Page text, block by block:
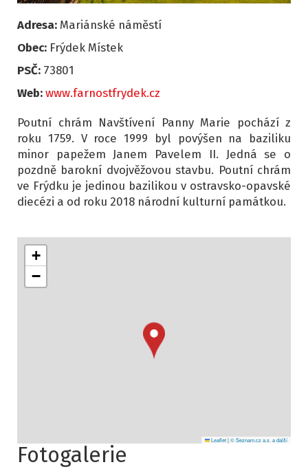
Adresa: Mariánské náměstí
Obec: Frýdek Místek
PSČ: 73801
Web: www.farnostfrydek.cz
Poutní chrám Navštívení Panny Marie pochází z
roku 1759. V roce 1999 byl povýšen na baziliku
minor papežem Janem Pavelem II. Jedná se o
pozdně barokní dvojvěžovou stavbu. Poutní chrám
ve Frýdku je jedinou bazilikou v ostravsko-opavské
diecézi a od roku 2018 národní kulturní památkou.
+
−
Leaflet|© Seznam.cz a.s. a další
Fotogalerie